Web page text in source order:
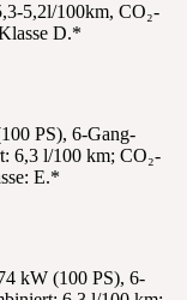
5,2l/100km, CO₂-
D.*
PS), 6-Gang-
6,3 l/100 km; CO₂-
E.*
kW (100 PS), 6-